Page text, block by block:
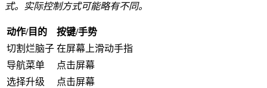
式。实际控制方式可能略有不同。
动作/目的
按键/手势
切割烂脑子 在屏幕上滑动手指
导航菜单
点击屏幕
选择升级
点击屏幕